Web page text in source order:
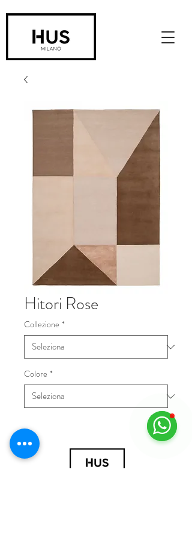
Hitori Rose
Collezione *
Colore *